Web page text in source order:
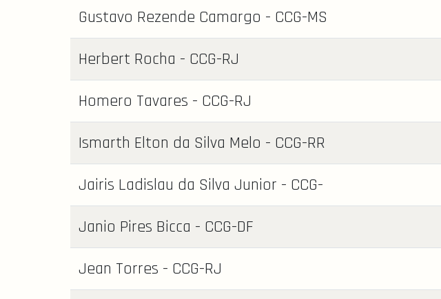
Gustavo Rezende Camargo - CCG-MS
Herbert Rocha - CCG-RJ
Homero Tavares - CCG-RJ
Ismarth Elton da Silva Melo - CCG-RR
Jairis Ladislau da Silva Junior - CCG-
Janio Pires Bicca - CCG-DF
Jean Torres - CCG-RJ